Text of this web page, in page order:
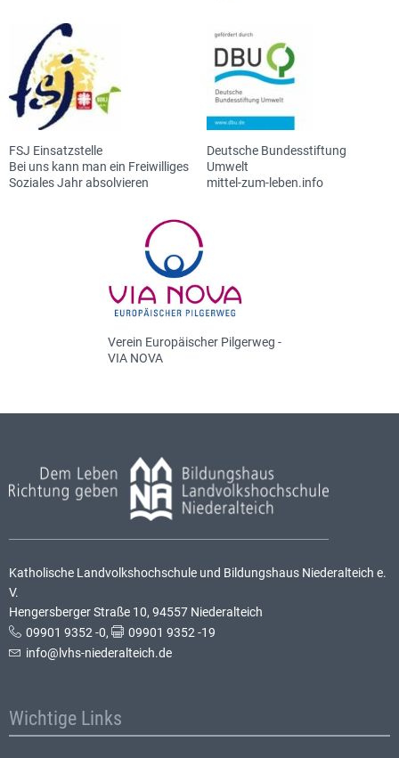
FSJ Einsatzstelle
Bei uns kann man ein Freiwilliges
Soziales Jahr absolvieren
Deutsche Bundesstiftung
Umwelt
mittel-zum-leben.info
Verein Europäischer Pilgerweg -
VIA NOVA
Katholische Landvolkshochschule und Bildungshaus Niederalteich e.
V.
Hengersberger Straße 10, 94557 Niederalteich
09901 9352 -0,
09901 9352 -19
info@lvhs-niederalteich.de
Wichtige Links